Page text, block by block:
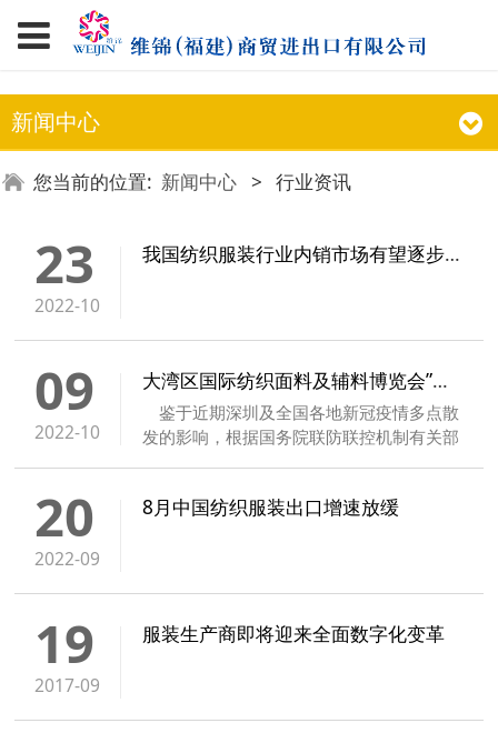
新闻中心
您当前的位置: 新闻中心 > 行业资讯
23
2022-10
我国纺织服装行业内销市场有望逐步回暖
09
2022-10
大湾区国际纺织面料及辅料博览会”并入2023年intertextile展会
鉴于近期深圳及全国各地新冠疫情多点散
发的影响，根据国务院联防联控机制有关部
委会经慎重考虑决定：原定于2022年11月
20
2022-09
8月中国纺织服装出口增速放缓
19
2017-09
服装生产商即将迎来全面数字化变革